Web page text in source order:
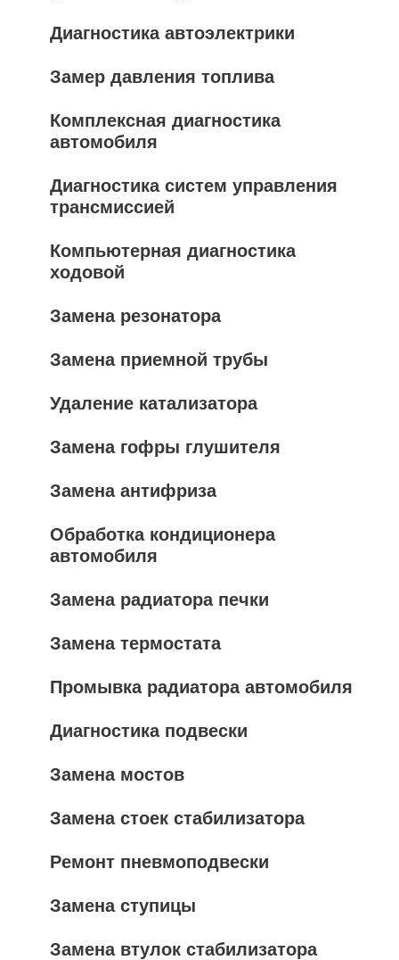
Диагностика автоэлектрики
Замер давления топлива
Комплексная диагностика
автомобиля
Диагностика систем управления
трансмиссией
Компьютерная диагностика
ходовой
Замена резонатора
Замена приемной трубы
Удаление катализатора
Замена гофры глушителя
Замена антифриза
Обработка кондиционера
автомобиля
Замена радиатора печки
Замена термостата
Промывка радиатора автомобиля
Диагностика подвески
Замена мостов
Замена стоек стабилизатора
Ремонт пневмоподвески
Замена ступицы
Замена втулок стабилизатора